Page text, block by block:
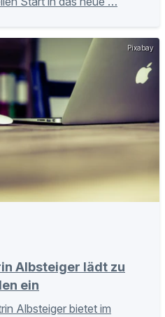
Pixabay
Albsteiger lädt zu
ein
Albsteiger bietet im